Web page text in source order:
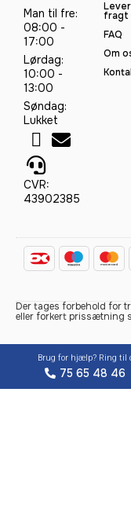
Man til fre:
08:00 -
17:00
Lørdag:
10:00 -
13:00
Søndag:
Lukket
CVR:
43902385
fragt
FAQ
Om
Der tages forbehold for
eller forkert prissætning
Brug for hjælp? Ring til
75 65 48 46